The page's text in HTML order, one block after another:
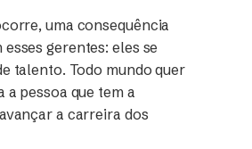
uma consequência
gerentes: eles se
talento. Todo mundo quer
pessoa que tem a
a carreira dos